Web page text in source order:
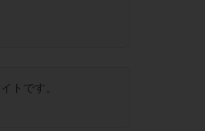
トです。